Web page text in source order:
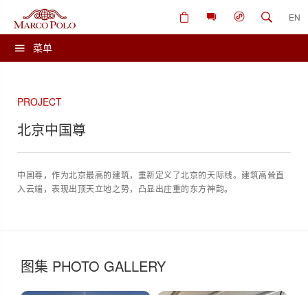
菜单
EN
PROJECT
北京中国尊
中国尊，作为北京最高的建筑，重新定义了北京的天际线。建筑高耸直
入云端，表现出顶天立地之势，凸显出庄重的东方神韵。
图集 PHOTO GALLERY